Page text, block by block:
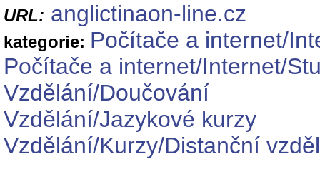
URL: anglictinaon-line.cz
kategorie: Počítače a internet/
Počítače a internet/Internet/
Vzdělání/Doučování
Vzdělání/Jazykové kurzy
Vzdělání/Kurzy/Distanční